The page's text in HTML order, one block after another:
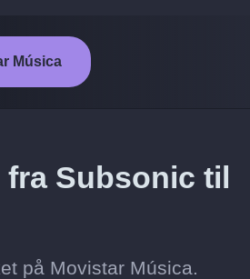
Música
Subsonic til
på Movistar Música.